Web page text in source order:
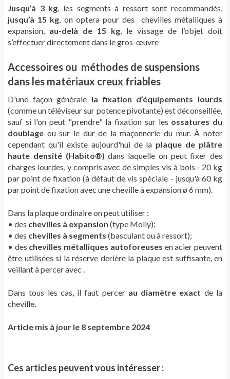
Jusqu’à 3 kg , les segments à ressort sont recommandés,
jusqu’à 15 kg , on optera pour des chevilles métalliques à
expansion, au-delà de 15 kg , le vissage de l’objet doit
s’effectuer directement dans le gros-œuvre
Accessoires ou méthodes de suspensions
dans les matériaux creux friables
D'une façon générale la fixation d’équipements lourds
(comme un téléviseur sur potence pivotante) est déconseillée,
sauf si l'on peut "prendre" la fixation sur les ossatures du
doublage ou sur le dur de la maçonnerie du mur. À noter
cependant qu'il existe aujourd'hui de la plaque de plâtre
haute densité (Habito®) dans laquelle on peut fixer des
charges lourdes, y compris avec de simples vis à bois - 20 kg
par point de fixation (à défaut de vis spéciale - jusqu'à 60 kg
par point de fixation avec une cheville à expansion ø 6 mm).
Dans la plaque ordinaire on peut utiliser :
• des chevilles à expansion (type Molly);
• des chevilles à segments (basculant ou à ressort);
• des chevilles métalliques autoforeuses en acier peuvent
être utilisées si la réserve derière la plaque est suffisante, en
veillant à percer avec .
Dans tous les cas, il faut percer au diamètre exact de la
cheville.
Article mis à jour le 8 septembre 2024
Ces articles peuvent vous intéresser :